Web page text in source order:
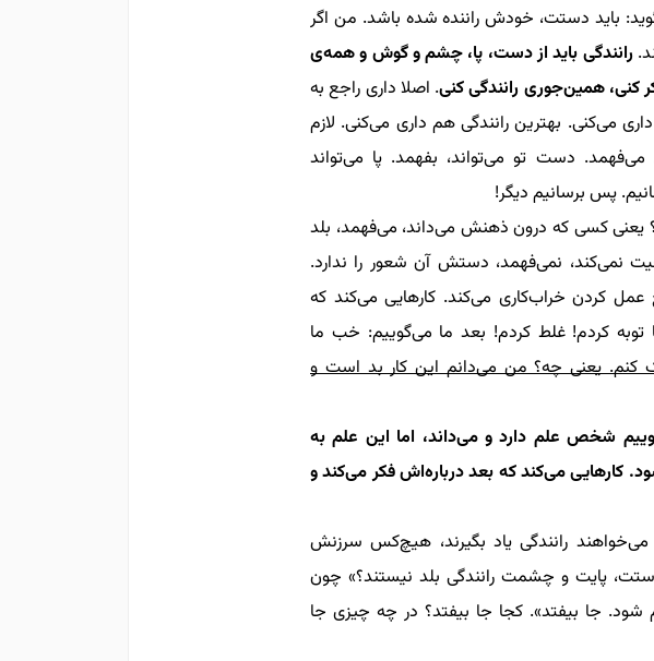
باید دستت، خودش راننده شده باشد. من اگر
رانندگی باید از دست‌، پا، چشم و گوش و همه‌ی
کنی، همین‌جوری رانندگی کنی. اصلا داری راجع‌ به
می‌کنی. بهترین رانندگی هم داری می‌کنی. لازم
دست تو می‌تواند، بفهمد. پا می‌تواند
پس برسانیم دیگر!
یعنی کسی که درون ذهنش می‌داند، می‌فهمد، بلد
نمی‌کند‌، نمی‌فهمد، دستش آن شعور را ندارد.
عمل کردن خراب‌کاری می‌کند‌. کارهایی می‌کند که
توبه کردم! غلط کردم! بعد ما می‌گوییم: خب ما
کنم. یعنی چه؟ من می‌دانم این کار بد است و
شخص علم دارد و می‌داند، اما این علم به
کارهایی می‌کند که بعد درباره‌اش فکر می‌کند و
رانندگی یاد بگیرند، هیچ‌کس سرزنش
پایت و چشمت رانندگی بلد نیستند؟» چون
شود. جا بیفتد». کجا جا بیفتد؟ در چه چیزی جا